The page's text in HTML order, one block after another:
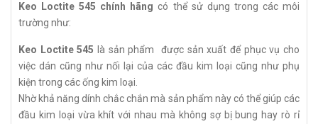
Keo Loctite 545 chính hãng có thể sử dụng trong các môi
trường như:
Keo Loctite 545 là sản phẩm được sản xuất để phục vụ cho
việc dán cũng như nối lại của các đầu kim loại cũng như phụ
kiện trong các ống kim loại.
Nhờ khả năng dính chắc chắn mà sản phẩm này có thể giúp các
đầu kim loại vừa khít với nhau mà không sợ bị bung hay rò rỉ